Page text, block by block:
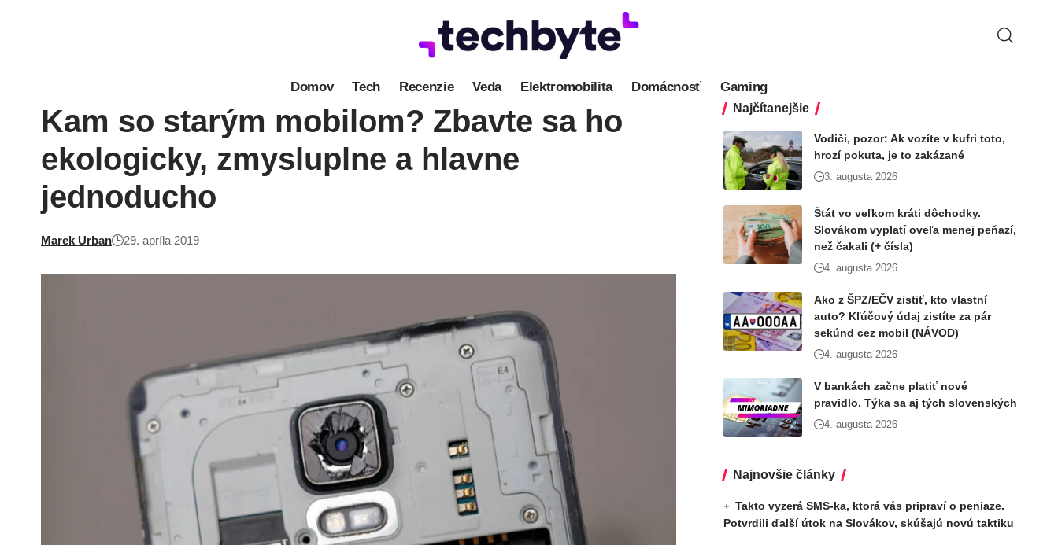
Domov Tech Recenzie Veda Elektromobilita Domácnosť Gaming
Kam so starým mobilom? Zbavte sa ho
ekologicky, zmysluplne a hlavne
jednoducho
Marek Urban 29. apríla 2019
Najčítanejšie
Vodiči, pozor: Ak vozíte v kufri toto,
hrozí pokuta, je to zakázané
3. augusta 2026
Štát vo veľkom kráti dôchodky.
Slovákom vyplatí oveľa menej peňazí,
než čakali (+ čísla)
4. augusta 2026
Ako z ŠPZ/EČV zistiť, kto vlastní
auto? Kľúčový údaj zistíte za pár
sekúnd cez mobil (NÁVOD)
4. augusta 2026
V bankách začne platiť nové
pravidlo. Týka sa aj tých slovenských
4. augusta 2026
Najnovšie články
Takto vyzerá SMS-ka, ktorá vás pripraví o peniaze.
Potvrdili ďalší útok na Slovákov, skúšajú novú taktiku